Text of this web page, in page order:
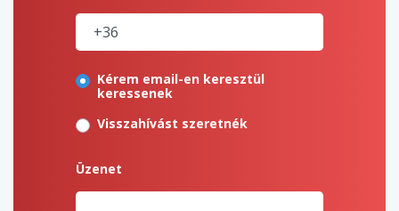
Kérem email-en keresztül
keressenek
Visszahívást szeretnék
Üzenet